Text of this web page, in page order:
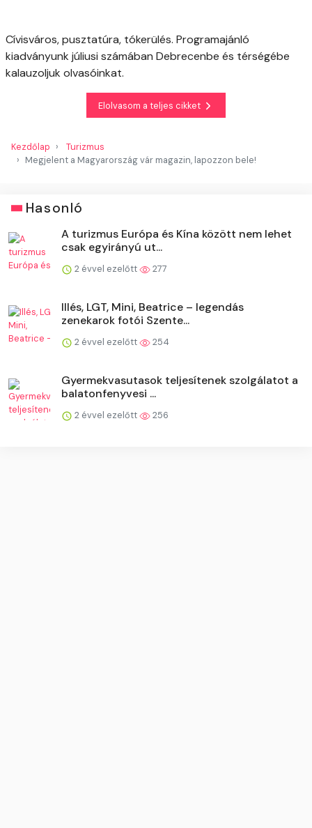
Cívisváros, pusztatúra, tókerülés. Programajánló
kiadványunk júliusi számában Debrecenbe és térségébe
kalauzoljuk olvasóinkat.
Elolvasom a teljes cikket
Kezdőlap
Turizmus
Megjelent a Magyarország vár magazin, lapozzon bele!
Hasonló
A turizmus Európa és Kína között nem lehet
csak egyirányú ut...
2 évvel ezelőtt 277
Illés, LGT, Mini, Beatrice – legendás
zenekarok fotói Szente...
2 évvel ezelőtt 254
Gyermekvasutasok teljesítenek szolgálatot a
balatonfenyvesi ...
2 évvel ezelőtt 256